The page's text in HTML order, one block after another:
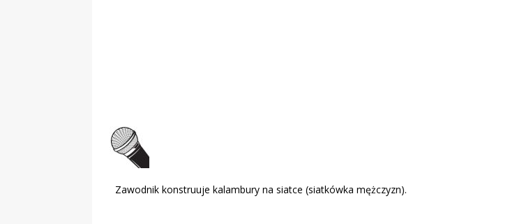
Zawodnik konstruuje kalambury na siatce (siatkówka mężczyzn).